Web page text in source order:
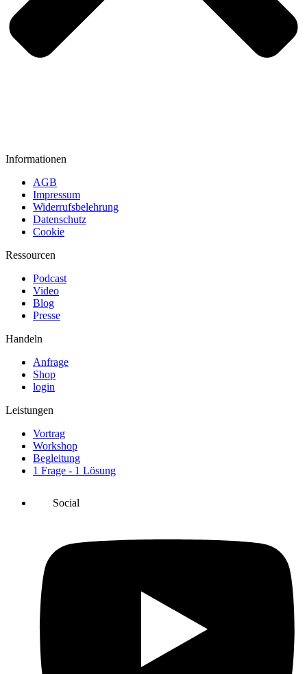
Informationen
AGB
Impressum
Widerrufsbelehrung
Datenschutz
Cookie
Ressourcen
Podcast
Video
Blog
Presse
Handeln
Anfrage
Shop
login
Leistungen
Vortrag
Workshop
Begleitung
1 Frage - 1 Lösung
Social